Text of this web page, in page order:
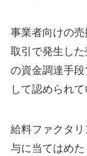
事業者向けの
取引で発生し
の資金調達手
して認められて
給料ファクタ
与に当てはめ